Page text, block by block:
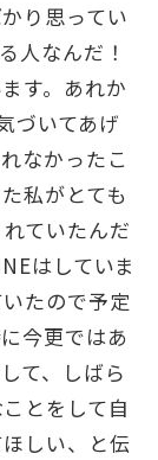
り思ってい
人なんだ！
す。あれか
づいてあげ
なかったこ
私がとても
ていたんだ
はしていま
たので予定
今更ではあ
て、しばら
とをして自
しい、と伝